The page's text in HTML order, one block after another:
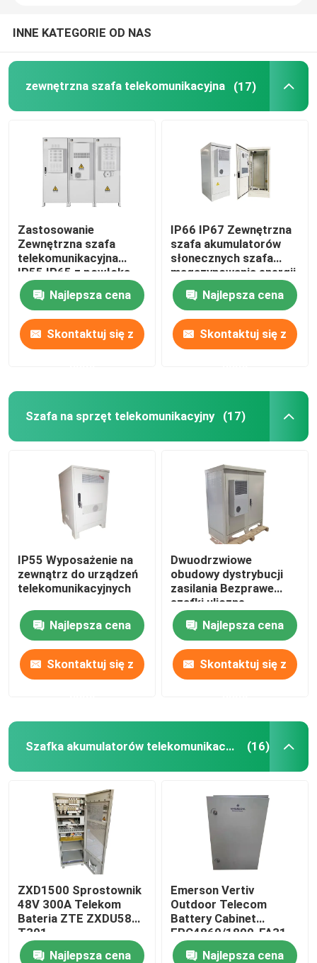
INNE KATEGORIE OD NAS
zewnętrzna szafa telekomunikacyjna (17)
Zastosowanie
Zewnętrzna szafa
telekomunikacyjna
IP55 IP65 z powłoką
Najlepsza cena
Skontaktuj się z
IP66 IP67 Zewnętrzna
szafa akumulatorów
słonecznych szafa
magazynowania energii
1850*1500*750mm
Najlepsza cena
Skontaktuj się z
Szafa na sprzęt telekomunikacyjny (17)
IP55 Wyposażenie na
zewnątrz do urządzeń
telekomunikacyjnych
Najlepsza cena
Skontaktuj się z
Dwuodrzwiowe
obudowy dystrybucji
zasilania Bezprawe
szafki uliczne
telekomunikacyjne
IP55-IP68Najlepsza cena
Skontaktuj się z
Szafka akumulatorów telekomunikacyjnych (16)
ZXD1500 Sprostownik
48V 300A Telekom
Bateria ZTE ZXDU58
T301
Najlepsza cena
Emerson Vertiv
Outdoor Telecom
Battery Cabinet
EPC4860/1800-FA31
IP55
Najlepsza cena